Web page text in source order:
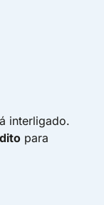
interligado.
para